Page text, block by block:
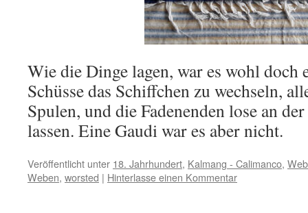
Wie die Dinge lagen, war es wohl doch
Schüsse das Schiffchen zu wechseln,
Spulen, und die Fadenenden lose an
lassen. Eine Gaudi war es aber nicht.
Veröffentlicht unter 18. Jahrhundert, Kalmang - Calimanco,
Weben, worsted | Hinterlasse einen Kommentar